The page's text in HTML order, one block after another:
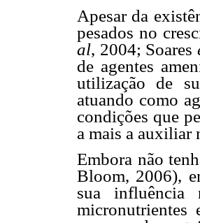
Apesar da
pesados no
al, 2004; Soares
de agentes
utilização de
atuando como
condições que
a mais a auxiliar
Embora não
Bloom, 2006),
sua influência